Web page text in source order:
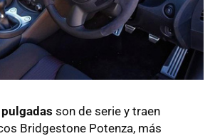
son de serie y traen
Bridgestone Potenza, más